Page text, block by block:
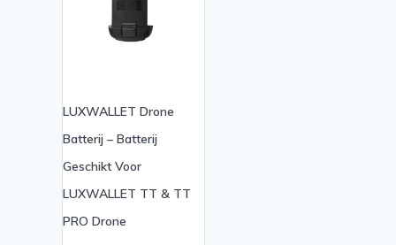
LUXWALLET Drone
Batterij – Batterij
Geschikt Voor
LUXWALLET TT & TT
PRO Drone